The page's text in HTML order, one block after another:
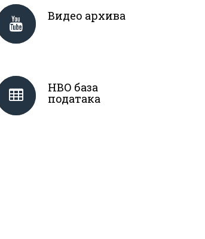
Видео архива
НВО база
података